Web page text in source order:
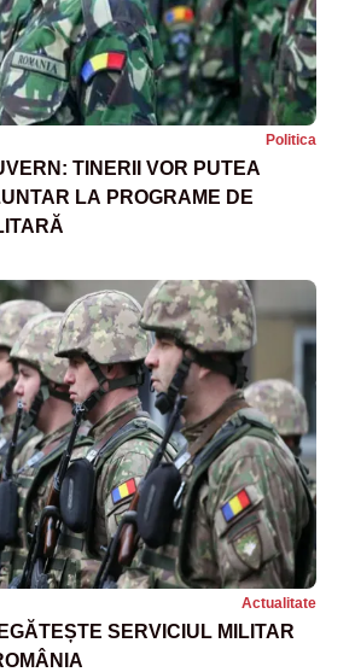
Politica
TINERII VOR PUTEA
LA PROGRAME DE
Actualitate
SERVICIUL MILITAR